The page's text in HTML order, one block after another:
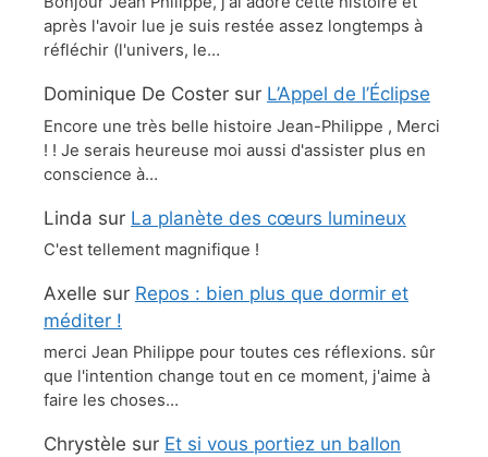
après l'avoir lue je suis restée assez longtemps à
réfléchir (l'univers, le…
Dominique De Coster sur L’Appel de l’Éclipse
Encore une très belle histoire Jean-Philippe , Merci
! ! Je serais heureuse moi aussi d'assister plus en
conscience à…
Linda sur La planète des cœurs lumineux
C'est tellement magnifique !
Axelle sur Repos : bien plus que dormir et
méditer !
merci Jean Philippe pour toutes ces réflexions. sûr
que l'intention change tout en ce moment, j'aime à
faire les choses…
Chrystèle sur Et si vous portiez un ballon